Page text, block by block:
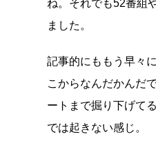
ね。それでも52番組
ました。
記事的にももう早々
こからなんだかんだ
ートまで掘り下げて
では起きない感じ。